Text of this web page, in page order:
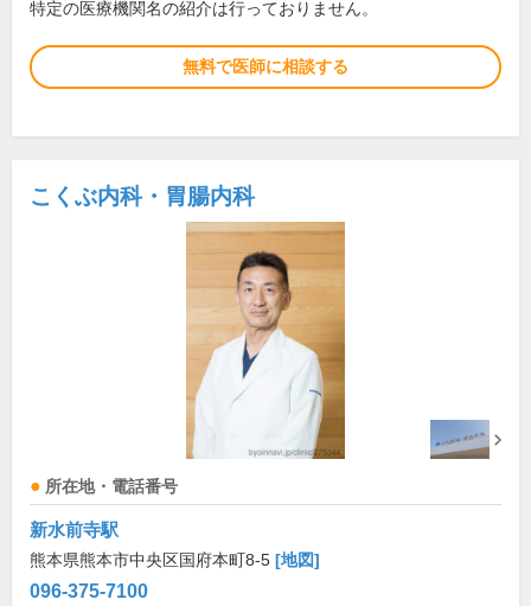
特定の医療機関名の紹介は行っておりません。
無料で医師に相談する
こくぶ内科・胃腸内科
所在地・電話番号
新水前寺駅
熊本県熊本市中央区国府本町8-5 [地図]
096-375-7100